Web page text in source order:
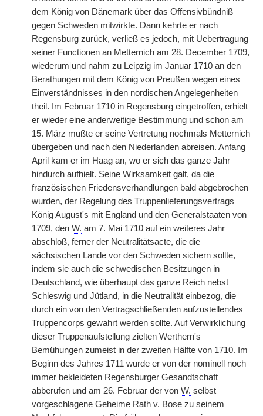
dem König von Dänemark über das Offensivbündniß
gegen Schweden mitwirkte. Dann kehrte er nach
Regensburg zurück, verließ es jedoch, mit Uebertragung
seiner Functionen an Metternich am 28. December 1709,
wiederum und nahm zu Leipzig im Januar 1710 an den
Berathungen mit dem König von Preußen wegen eines
Einverständnisses in den nordischen Angelegenheiten
theil. Im Februar 1710 in Regensburg eingetroffen, erhielt
er wieder eine anderweitige Bestimmung und schon am
15. März mußte er seine Vertretung nochmals Metternich
übergeben und nach den Niederlanden abreisen. Anfang
April kam er im Haag an, wo er sich das ganze Jahr
hindurch aufhielt. Seine Wirksamkeit galt, da die
französischen Friedensverhandlungen bald abgebrochen
wurden, der Regelung des Truppenlieferungsvertrags
König August's mit England und den Generalstaaten von
1709, den W. am 7. Mai 1710 auf ein weiteres Jahr
abschloß, ferner der Neutralitätsacte, die die
sächsischen Lande vor den Schweden sichern sollte,
indem sie auch die schwedischen Besitzungen in
Deutschland, wie überhaupt das ganze Reich nebst
Schleswig und Jütland, in die Neutralität einbezog, die
durch ein von den Vertragschließenden aufzustellendes
Truppencorps gewahrt werden sollte. Auf Verwirklichung
dieser Truppenaufstellung zielten Werthern's
Bemühungen zumeist in der zweiten Hälfte von 1710. Im
Beginn des Jahres 1711 wurde er von der nominell noch
immer bekleideten Regensburger Gesandtschaft
abberufen und am 26. Februar der von W. selbst
vorgeschlagene Geheime Rath v. Bose zu seinem